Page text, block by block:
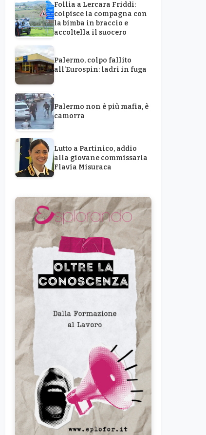
Follia a Lercara Friddi:
colpisce la compagna con
la bimba in braccio e
accoltella il suocero
Palermo, colpo fallito
all’Eurospin: ladri in fuga
Palermo non è più mafia, è
camorra
Lutto a Partinico, addio
alla giovane commissaria
Flavia Misuraca